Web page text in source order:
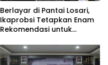
Berlayar di Pantai Losari,
Ikaprobsi Tetapkan Enam
Rekomendasi untuk